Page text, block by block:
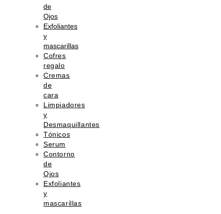
de
Ojos
Exfoliantes
y
mascarillas
Cofres
regalo
Cremas
de
cara
Limpiadores
y
Desmaquillantes
Tónicos
Serum
Contorno
de
Ojos
Exfoliantes
y
mascarillas